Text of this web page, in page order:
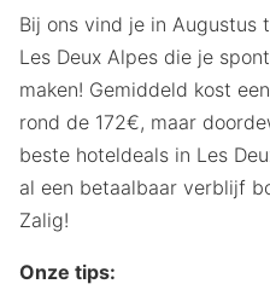
Bij ons vind je in Augustus
Les Deux Alpes die je
maken! Gemiddeld kost
rond de 172€, maar
beste hoteldeals in Les
al een betaalbaar verblijf
Zalig!
Onze tips: